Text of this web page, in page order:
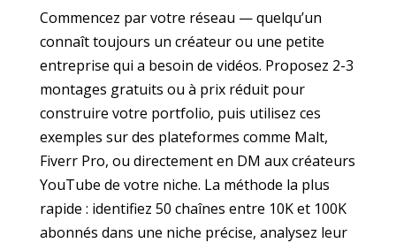
Commencez par votre réseau — quelqu’un
connaît toujours un créateur ou une petite
entreprise qui a besoin de vidéos. Proposez 2-3
montages gratuits ou à prix réduit pour
construire votre portfolio, puis utilisez ces
exemples sur des plateformes comme Malt,
Fiverr Pro, ou directement en DM aux créateurs
YouTube de votre niche. La méthode la plus
rapide : identifiez 50 chaînes entre 10K et 100K
abonnés dans une niche précise, analysez leur